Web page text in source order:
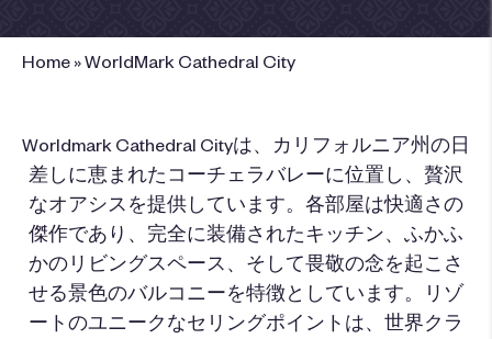
Home »WorldMark Cathedral City
Worldmark Cathedral Cityは、カリフォルニア州の日
差しに恵まれたコーチェラバレーに位置し、贅沢
なオアシスを提供しています。各部屋は快適さの
傑作であり、完全に装備されたキッチン、ふかふ
かのリビングスペース、そして畏敬の念を起こさ
せる景色のバルコニーを特徴としています。リゾ
ートのユニークなセリングポイントは、世界クラ